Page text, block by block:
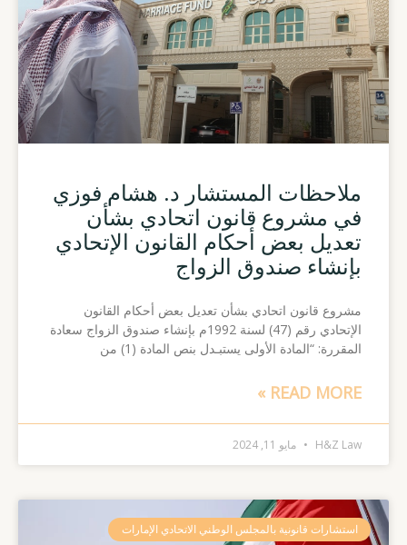
ملاحظات المستشار د. هشام فوزي
في مشروع قانون اتحادي بشأن
تعديل بعض أحكام القانون الإتحادي
بإنشاء صندوق الزواج
مشروع قانون اتحادي بشأن تعديل بعض أحكام القانون
الإتحادي رقم (47) لسنة 1992م بإنشاء صندوق الزواج سعادة
المقررة: “المادة الأولى يستبـدل بنص المادة (1) من
READ MORE »
H&Z Law مايو 11, 2024
استشارات قانونية بالمجلس الوطني الاتحادي الإمارات